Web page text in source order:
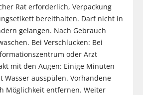
Rat erforderlich, Verpackung
bereithalten. Darf nicht in
gelangen. Nach Gebrauch
Bei Verschlucken: Bei
oder Arzt
mit den Augen: Einige Minuten
Wasser ausspülen. Vorhandene
Möglichkeit entfernen. Weiter